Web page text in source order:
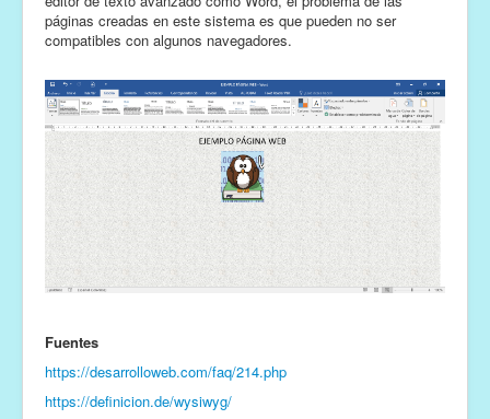
páginas creadas en este sistema es que pueden no ser
compatibles con algunos navegadores.
Fuentes
https://desarrolloweb.com/faq/214.php
https://definicion.de/wysiwyg/